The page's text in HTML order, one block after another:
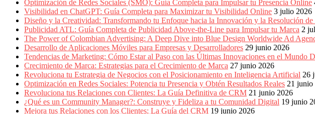
Clientes,
Innovación,
Tecnología,
Noticias,
Artículos,
Gente,
Contenidos
Calidad,
Eventos
Marketing,
Mercadotecnia,
Optimización de Redes Sociales (SMO): Guía Completa para Impulsar tu Presencia Online
Visibilidad en ChatGPT: Guía Completa para Maximizar tu Visibilidad Online 3 julio 2026
Diseño y la Creatividad: Transformando tu Enfoque hacia la Innovación y la Resolución de
Publicidad ATL: Guía Completa de Publicidad Above-the-Line para Impulsar tu Marca 2
The Power of Colombian Advertising: A Deep Dive into Blue Design Worldwide Ad
Desarrollo de Aplicaciones Móviles para Empresas y Desarrolladores 29 junio 2026
Tendencias de Marketing: Cómo Estar al Paso con las Últimas Innovaciones en el Mundo
Crecimiento de Marca: Estrategias para el Crecimiento de Marca 27 junio 2026
Revoluciona tu Estrategia de Negocios con el Posicionamiento en Inteligencia Artificial 26
Optimización en Redes Sociales: Potencia tu Presencia y Obtén Resultados Reales 21 junio
Revoluciona tus Relaciones con Clientes: La Guía Definitiva de CRM 21 junio 2026
¿Qué es un Community Manager?: Construye y Fideliza a tu Comunidad Digital 19 junio
Mejora tus Relaciones con los Clientes: La Guía del CRM 19 junio 2026